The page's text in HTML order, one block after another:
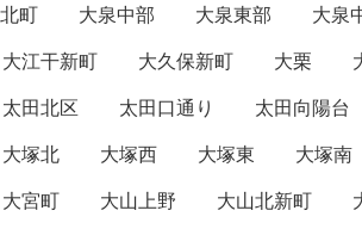
町 大泉中部 大泉東部 大泉
大江干新町 大久保新町 大栗
太田北区 太田口通り 太田向陽台
大塚北 大塚西 大塚東 大塚南
大宮町 大山上野 大山北新町